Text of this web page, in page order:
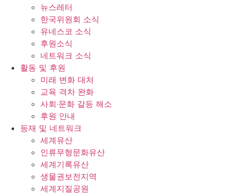
뉴스레터
한국위원회 소식
유네스코 소식
후원소식
네트워크 소식
활동 및 후원
미래 변화 대처
교육 격차 완화
사회∙문화 갈등 해소
후원 안내
등재 및 네트워크
세계유산
인류무형문화유산
세계기록유산
생물권보전지역
세계지질공원